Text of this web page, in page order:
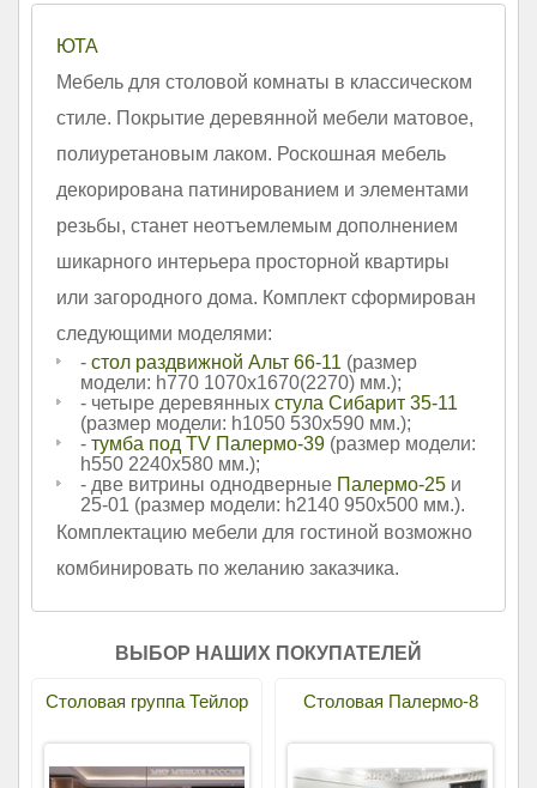
ЮТА
Мебель для столовой комнаты в классическом
стиле. Покрытие деревянной мебели матовое,
полиуретановым лаком. Роскошная мебель
декорирована патинированием и элементами
резьбы, станет неотъемлемым дополнением
шикарного интерьера просторной квартиры
или загородного дома. Комплект сформирован
следующими моделями:
- стол раздвижной Альт 66-11 (размер
модели: h770 1070х1670(2270) мм.);
- четыре деревянных стула Сибарит 35-11
(размер модели: h1050 530х590 мм.);
- тумба под TV Палермо-39 (размер модели:
h550 2240х580 мм.);
- две витрины однодверные Палермо-25 и
25-01 (размер модели: h2140 950х500 мм.).
Комплектацию мебели для гостиной возможно
комбинировать по желанию заказчика.
ВЫБОР НАШИХ ПОКУПАТЕЛЕЙ
Столовая группа Тейлор Столовая Палермо-8